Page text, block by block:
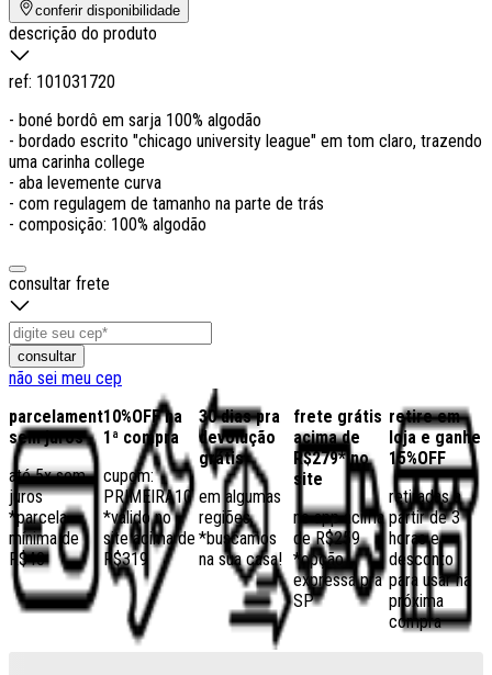
conferir disponibilidade
descrição do produto
ref: 101031720
- boné bordô em sarja 100% algodão
- bordado escrito "chicago university league" em tom claro, trazendo
uma carinha college
- aba levemente curva
- com regulagem de tamanho na parte de trás
- composição: 100% algodão
consultar frete
consultar
não sei meu cep
parcelamento
sem juros
até 5x sem
juros
*parcela
mínima de
R$40
10%OFF na
1ª compra
cupom:
PRIMEIRA10
*válido no
site acima de
R$319
30 dias pra
devolução
grátis
em algumas
regiões,
*buscamos
na sua casa!
frete grátis
acima de
R$279* no
site
no app acima
de R$259
*opção
expressa pra
SP
retire em
loja e ganhe
15%OFF
retiradas a
partir de 3
horas e
desconto
para usar na
próxima
compra